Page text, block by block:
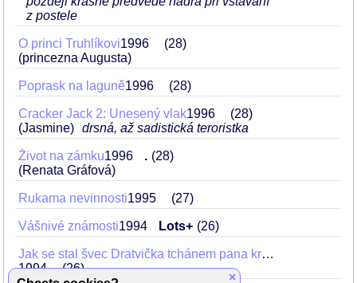
z postele
O princi Truhlíkovi1996
28
(princezna Augusta)
Poprask na laguně1996 28
Cracker Jack 2: Unesený vlak1996
28
(Jasmine) drsná, až sadistická teroristka
Život na zámku1996 .
28
(Renata Gráfová)
Rukama nevinnosti1995 27
Vášnivé známosti1994 Lots+ 26
Jak se stal švec Dratvička tchánem pana krále
1994
26
×